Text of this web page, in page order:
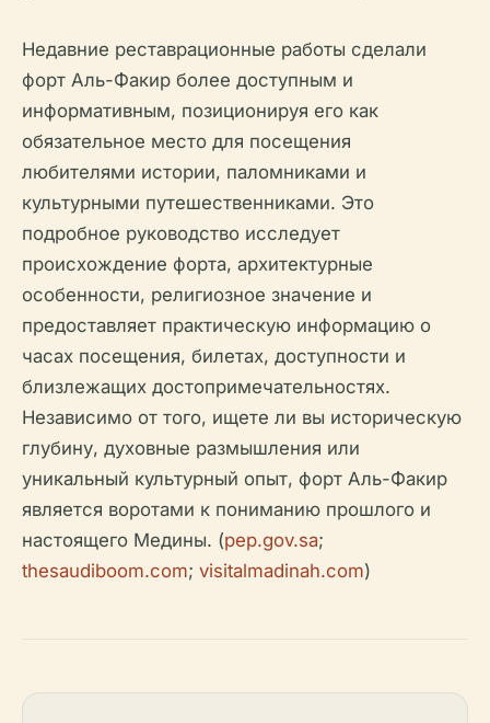
Недавние реставрационные работы сделали
форт Аль-Факир более доступным и
информативным, позиционируя его как
обязательное место для посещения
любителями истории, паломниками и
культурными путешественниками. Это
подробное руководство исследует
происхождение форта, архитектурные
особенности, религиозное значение и
предоставляет практическую информацию о
часах посещения, билетах, доступности и
близлежащих достопримечательностях.
Независимо от того, ищете ли вы историческую
глубину, духовные размышления или
уникальный культурный опыт, форт Аль-Факир
является воротами к пониманию прошлого и
настоящего Медины. (pep.gov.sa;
thesaudiboom.com; visitalmadinah.com)